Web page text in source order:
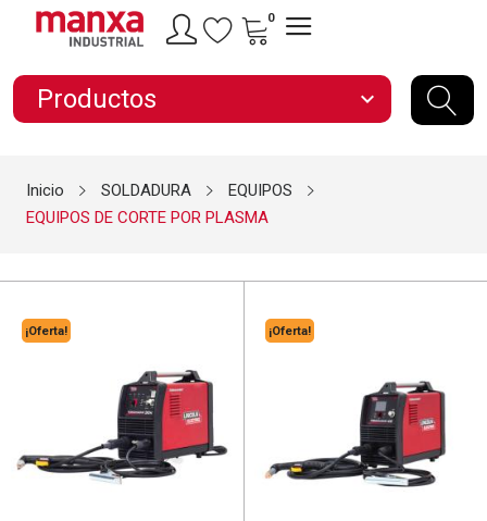
0
Productos expand_more
Inicio SOLDADURA
EQUIPOS
EQUIPOS DE CORTE POR PLASMA
¡Oferta! ¡Oferta!